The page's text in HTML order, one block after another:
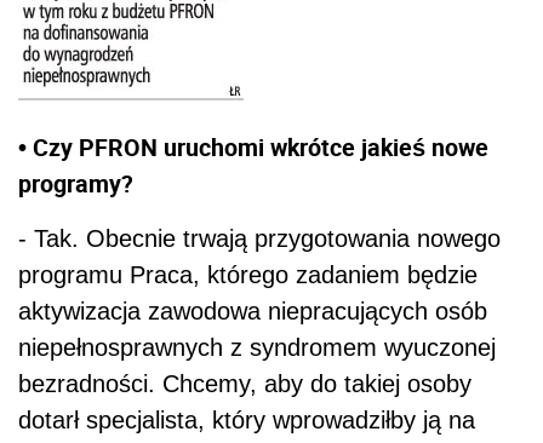
• Czy PFRON uruchomi wkrótce jakieś nowe
programy?
- Tak. Obecnie trwają przygotowania nowego
programu Praca, którego zadaniem będzie
aktywizacja zawodowa niepracujących osób
niepełnosprawnych z syndromem wyuczonej
bezradności. Chcemy, aby do takiej osoby
dotarł specjalista, który wprowadziłby ją na